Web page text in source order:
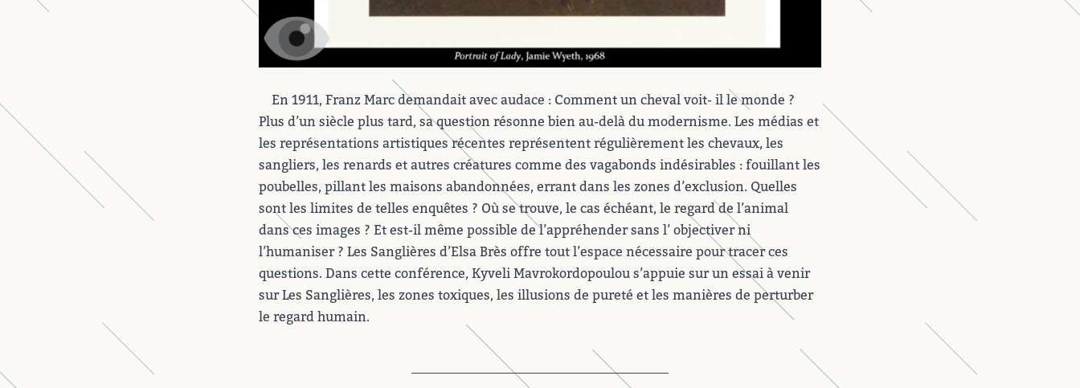
En 1911, Franz Marc demandait avec audace : Comment un cheval voit- il le monde ?
Plus d’un siècle plus tard, sa question résonne bien au-delà du modernisme. Les médias et
les représentations artistiques récentes représentent régulièrement les chevaux, les
sangliers, les renards et autres créatures comme des vagabonds indésirables : fouillant les
poubelles, pillant les maisons abandonnées, errant dans les zones d’exclusion. Quelles
sont les limites de telles enquêtes ? Où se trouve, le cas échéant, le regard de l’animal
dans ces images ? Et est-il même possible de l’appréhender sans l’ objectiver ni
l’humaniser ? Les Sanglières d’Elsa Brès offre tout l’espace nécessaire pour tracer ces
questions. Dans cette conférence, Kyveli Mavrokordopoulou s’appuie sur un essai à venir
sur Les Sanglières, les zones toxiques, les illusions de pureté et les manières de perturber
le regard humain.